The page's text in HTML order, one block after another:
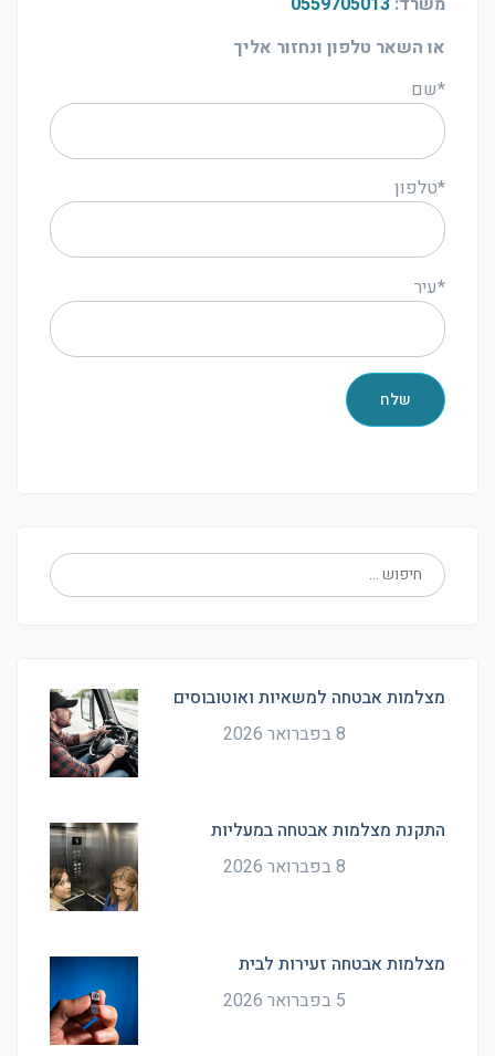
או השאר טלפון ונחזור אליך
*שם
*טלפון
*עיר
מצלמות אבטחה למשאיות ואוטובוסים
8 בפברואר 2026
התקנת מצלמות אבטחה במעליות
8 בפברואר 2026
מצלמות אבטחה זעירות לבית
5 בפברואר 2026